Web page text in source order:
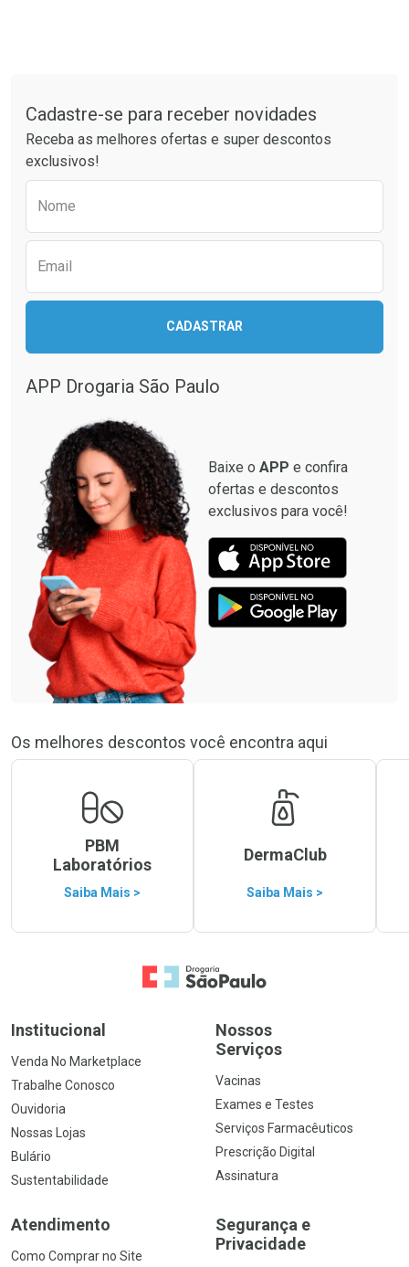
Cadastre-se para receber novidades
Receba as melhores ofertas e super descontos
exclusivos!
Nome
Email
CADASTRAR
APP Drogaria São Paulo
Baixe o APP e confira
ofertas e descontos
exclusivos para você!
Os melhores descontos você encontra aqui
PBM
Laboratórios
Saiba Mais >
DermaClub
Saiba Mais >
Ir para a Home
Institucional
Venda No Marketplace
Trabalhe Conosco
Ouvidoria
Nossas Lojas
Bulário
Sustentabilidade
Nossos
Serviços
Vacinas
Exames e Testes
Serviços Farmacêuticos
Prescrição Digital
Assinatura
Atendimento
Como Comprar no Site
Segurança e
Privacidade